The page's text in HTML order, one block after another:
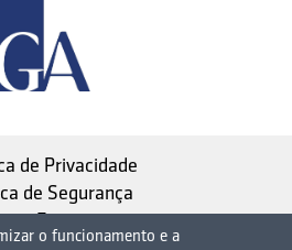
de Privacidade
de Segurança
Estatuto
o funcionamento e a